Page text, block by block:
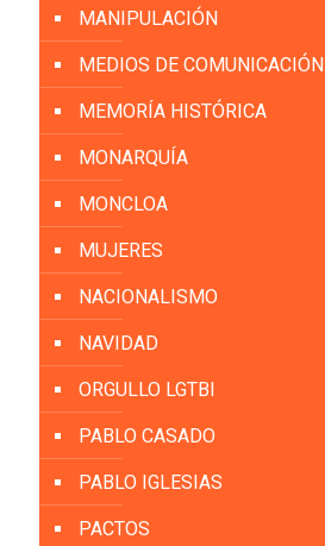
MANIPULACIÓN
MEDIOS DE COMUNICACIÓN
MEMORÍA HISTÓRICA
MONARQUÍA
MONCLOA
MUJERES
NACIONALISMO
NAVIDAD
ORGULLO LGTBI
PABLO CASADO
PABLO IGLESIAS
PACTOS